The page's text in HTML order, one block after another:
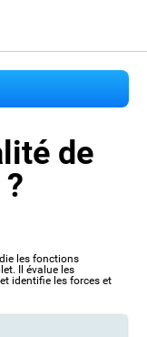
de
les fonctions
Il évalue les
identifie les forces et